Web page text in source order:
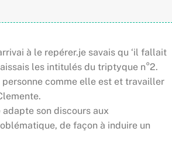
à le repérer.je savais qu ‘il fallait
les intitulés du triptyque n°2.
comme elle est et travailler
son discours aux
de façon à induire un